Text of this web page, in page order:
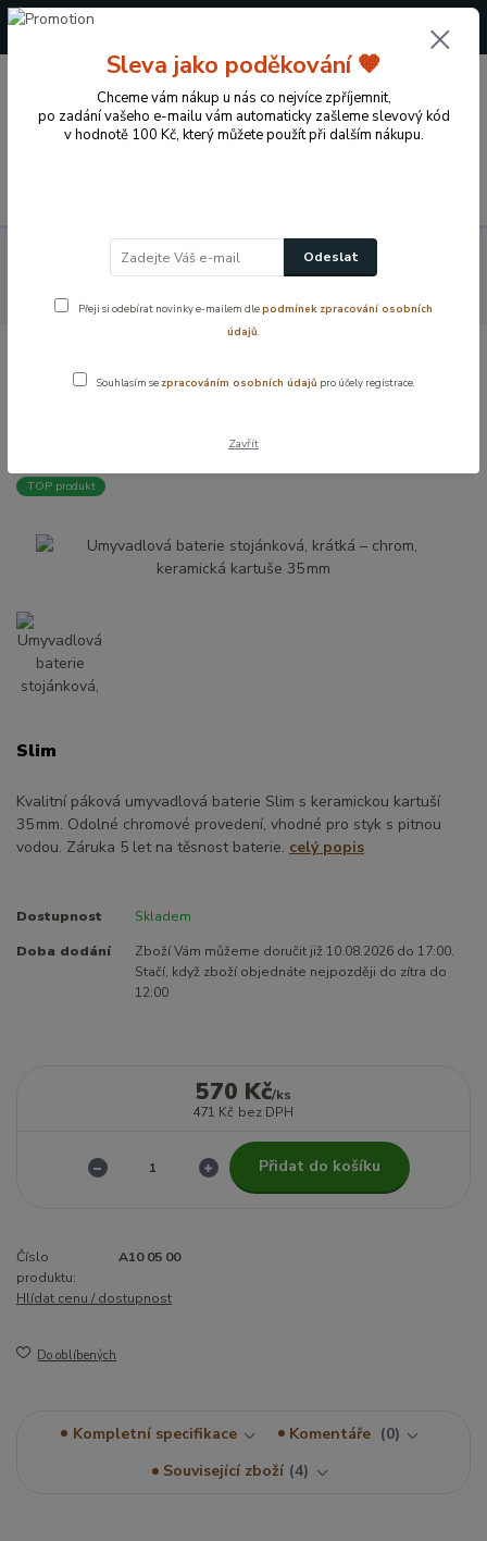
+420 724 722 973
0 Kč
Koupelnové vybavení a doplňky
Vodovodní baterie
Umyvadlová baterie
Umyvadlová baterie stojánková, krátká – chrom,
keramická kartuše 35 mm
Umyvadlová baterie stojánková,
TOP produkt
Slim
Kvalitní páková umyvadlová baterie Slim s keramickou kartuší
35 mm. Odolné chromové provedení, vhodné pro styk s pitnou
vodou. Záruka 5 let na těsnost baterie. celý popis
Dostupnost Skladem
Doba dodání
Zboží Vám můžeme doručit již 10.08.2026 do 17:00.
Stačí, když zboží objednáte nejpozději do zítra do
12:00
570 Kč/ks
471 Kč bez DPH
Přidat do košíku
Číslo
produktu:
A10 05 00
Hlídat cenu / dostupnost
Do oblíbených
Kompletní specifikace Komentáře
0
Související zboží 4
Sleva jako poděkování 🧡
Chceme vám nákup u nás co nejvíce zpříjemnit,
po zadání vašeho e-mailu vám automaticky zašleme slevový kód
v hodnotě 100 Kč, který můžete použít při dalším nákupu.
Odeslat
Přeji si odebírat novinky e-mailem dlepodmínek zpracování osobních
údajů.
Souhlasím se zpracováním osobních údajů pro účely registrace.
Zavřít